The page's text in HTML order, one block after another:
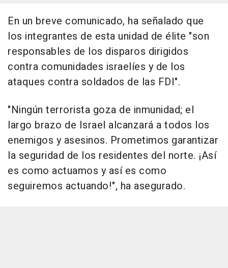
En un breve comunicado, ha señalado que
los integrantes de esta unidad de élite "son
responsables de los disparos dirigidos
contra comunidades israelíes y de los
ataques contra soldados de las FDI".
"Ningún terrorista goza de inmunidad; el
largo brazo de Israel alcanzará a todos los
enemigos y asesinos. Prometimos garantizar
la seguridad de los residentes del norte. ¡Así
es como actuamos y así es como
seguiremos actuando!", ha asegurado.